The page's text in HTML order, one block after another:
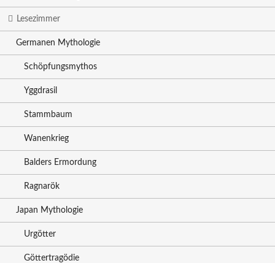
Lesezimmer
Germanen Mythologie
Schöpfungsmythos
Yggdrasil
Stammbaum
Wanenkrieg
Balders Ermordung
Ragnarök
Japan Mythologie
Urgötter
Göttertragödie